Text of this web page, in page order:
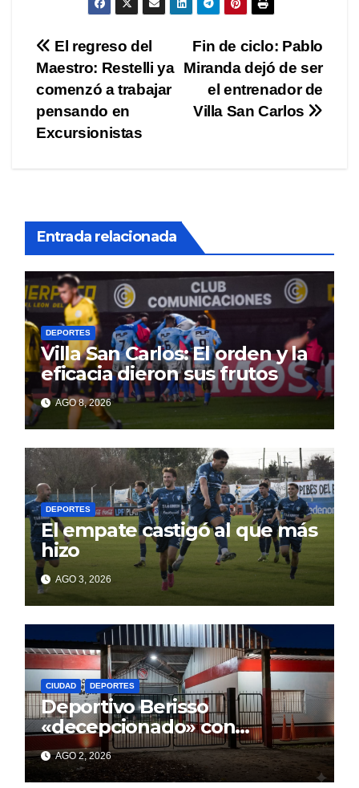
Navegación
de
entradas
Fin de ciclo: Pablo
Miranda dejó de ser
el entrenador de
Villa San Carlos
El regreso del
Maestro: Restelli ya
comenzó a trabajar
pensando en
Excursionistas
Entrada relacionada
DEPORTES
Villa San Carlos: El orden y la
eficacia dieron sus frutos
AGO 8, 2026
DEPORTES
El empate castigó al que más
hizo
AGO 3, 2026
CIUDAD DEPORTES
Deportivo Berisso
«decepcionado» con
Cagliardi y sus promesas
incumplidas
AGO 2, 2026